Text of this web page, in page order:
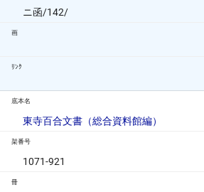
ニ函/142/
画
ﾘﾝｸ
底本名
東寺百合文書（総合資料館編）
架番号
1071-921
冊